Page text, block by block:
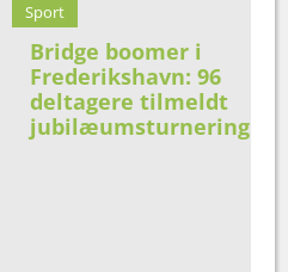
Sport
Bridge boomer i
Frederikshavn: 96
deltagere tilmeldt
jubilæumsturnering